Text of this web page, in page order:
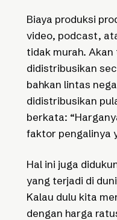
Biaya produksi
video, podcast,
tidak murah.
didistribusikan
bahkan lintas
didistribusikan
berkata:
faktor pengalinya
Hal ini juga
yang terjadi di
Kalau dulu kita
dengan harga